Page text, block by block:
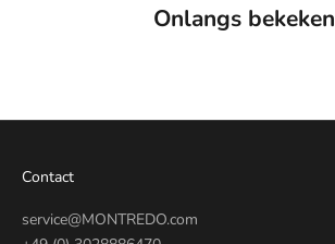
Onlangs bekeken
Contact
service@MONTREDO.com